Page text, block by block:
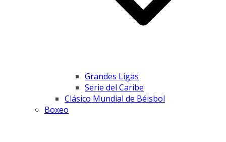
Grandes Ligas
Serie del Caribe
Clásico Mundial de Béisbol
Boxeo